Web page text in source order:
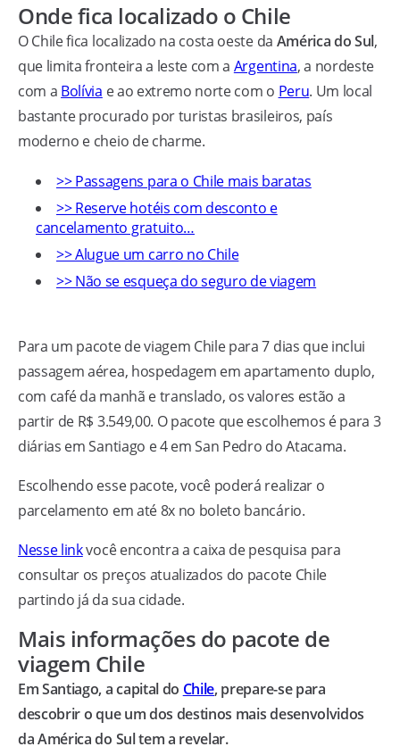
Onde fica localizado o Chile
O Chile fica localizado na costa oeste da América do Sul,
que limita fronteira a leste com a Argentina, a nordeste
com a Bolívia e ao extremo norte com o Peru. Um local
bastante procurado por turistas brasileiros, país
moderno e cheio de charme.
>> Passagens para o Chile mais baratas
>> Reserve hotéis com desconto e
cancelamento gratuito…
>> Alugue um carro no Chile
>> Não se esqueça do seguro de viagem
Para um pacote de viagem Chile para 7 dias que inclui
passagem aérea, hospedagem em apartamento duplo,
com café da manhã e translado, os valores estão a
partir de R$ 3.549,00. O pacote que escolhemos é para 3
diárias em Santiago e 4 em San Pedro do Atacama.
Escolhendo esse pacote, você poderá realizar o
parcelamento em até 8x no boleto bancário.
Nesse linkvocê encontra a caixa de pesquisa para
consultar os preços atualizados do pacote Chile
partindo já da sua cidade.
Mais informações do pacote de
viagem Chile
Em Santiago, a capital do Chile, prepare-se para
descobrir o que um dos destinos mais desenvolvidos
da América do Sul tem a revelar.